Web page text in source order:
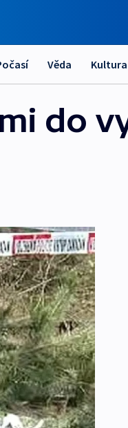
Věda Kultura
do